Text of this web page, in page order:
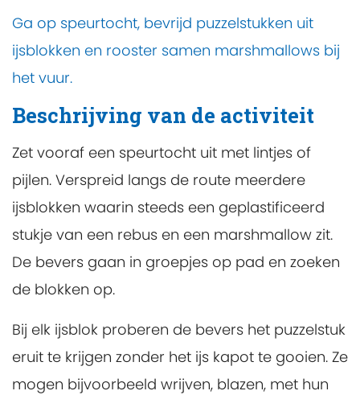
Ga op speurtocht, bevrijd puzzelstukken uit
ijsblokken en rooster samen marshmallows bij
het vuur.
Beschrijving van de activiteit
Zet vooraf een speurtocht uit met lintjes of
pijlen. Verspreid langs de route meerdere
ijsblokken waarin steeds een geplastificeerd
stukje van een rebus en een marshmallow zit.
De bevers gaan in groepjes op pad en zoeken
de blokken op.
Bij elk ijsblok proberen de bevers het puzzelstuk
eruit te krijgen zonder het ijs kapot te gooien. Ze
mogen bijvoorbeeld wrijven, blazen, met hun